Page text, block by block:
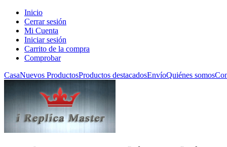
Inicio
Cerrar sesión
Mi Cuenta
Iniciar sesión
Carrito de la compra
Comprobar
CasaNuevos ProductosProductos destacadosEnvíoQuiénes somos